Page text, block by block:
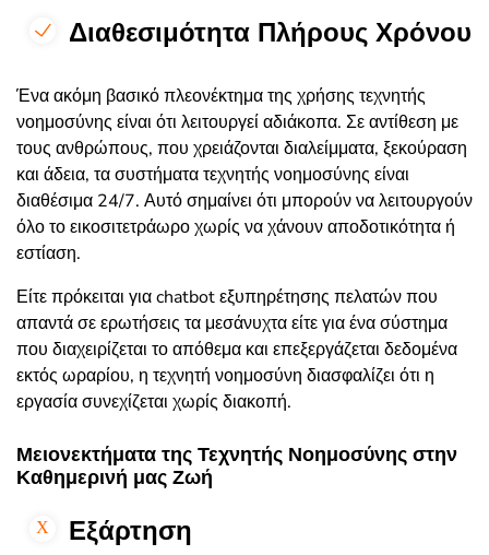
Διαθεσιμότητα Πλήρους Χρόνου
Ένα ακόμη βασικό πλεονέκτημα της χρήσης τεχνητής
νοημοσύνης είναι ότι λειτουργεί αδιάκοπα. Σε αντίθεση με
τους ανθρώπους, που χρειάζονται διαλείμματα, ξεκούραση
και άδεια, τα συστήματα τεχνητής νοημοσύνης είναι
διαθέσιμα 24/7. Αυτό σημαίνει ότι μπορούν να λειτουργούν
όλο το εικοσιτετράωρο χωρίς να χάνουν αποδοτικότητα ή
εστίαση.
Είτε πρόκειται για chatbot εξυπηρέτησης πελατών που
απαντά σε ερωτήσεις τα μεσάνυχτα είτε για ένα σύστημα
που διαχειρίζεται το απόθεμα και επεξεργάζεται δεδομένα
εκτός ωραρίου, η τεχνητή νοημοσύνη διασφαλίζει ότι η
εργασία συνεχίζεται χωρίς διακοπή.
Μειονεκτήματα της Τεχνητής Νοημοσύνης στην
Καθημερινή μας Ζωή
Εξάρτηση